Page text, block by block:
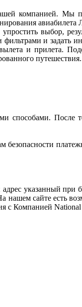
компанией. Мы
авиабилета
выбор,
и задать
и прилета.
путешествия.
способами. После
указанный при
нашем сайте есть
с Компанией